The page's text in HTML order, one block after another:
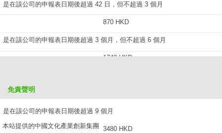
是在該公司的申報表日期後超過 42 日，但不超過 3 個月
870 HKD
是在該公司的申報表日期後超過 3 個月，但不超過 6 個月
1740 HKD
是在該公司的申報表日期後超過 9 個月
3480 HKD
免責聲明
本站提供的中國文化產業創新集團